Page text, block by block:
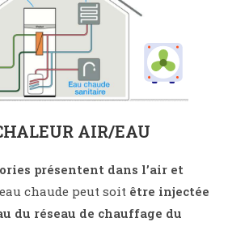
AIR/EAU
présentent dans l’air et
chaude peut soit être injectée
du réseau de chauffage du